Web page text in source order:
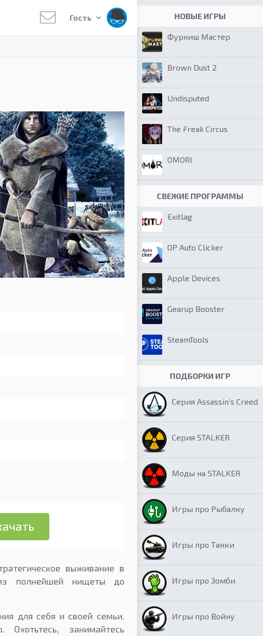
Гость
выживание в
полнейшей нищеты до
для себя и своей семьи.
занимайтесь
НОВЫЕ ИГРЫ
Фурниш Мастер
Brown Dust 2
Undisputed
The Freak Circus
OMORI
СВЕЖИЕ ПРОГРАММЫ
Exitlag
OP Auto Clicker
Apple Devices
Gearup Booster
SteamTools
ПОДБОРКИ ИГР
Серия Assassin’s Creed
Серия STALKER
Моды на STALKER
Игры про Рыбалку
Игры про Танки
Игры про Зомби
Игры про Войну